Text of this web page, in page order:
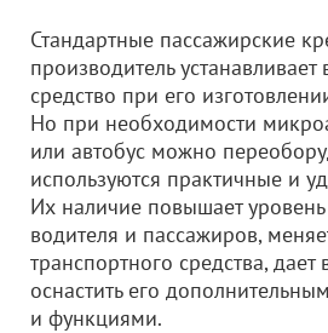
Стандартные пассажирские
производитель устанавливает
средство при его
Но при необходимости
или автобус можно
используются практичные и
Их наличие повышает уровень
водителя и пассажиров,
транспортного средства, дает
оснастить его
и функциями.